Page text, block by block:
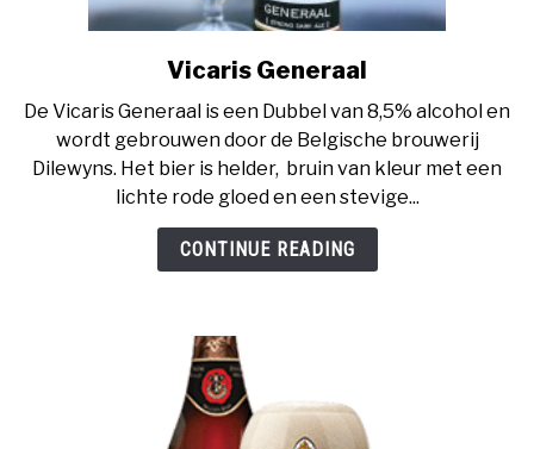
link
Vicaris
Generaal
Vicaris Generaal
De Vicaris Generaal is een Dubbel van 8,5% alcohol en
wordt gebrouwen door de Belgische brouwerij
Dilewyns. Het bier is helder, bruin van kleur met een
lichte rode gloed en een stevige...
CONTINUE READING